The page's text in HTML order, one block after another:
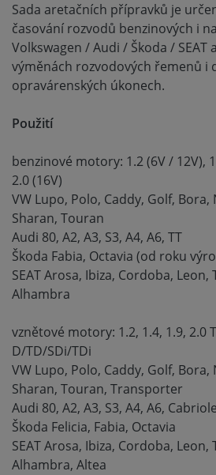
Sada aretačních přípravků je
časování rozvodů benzinových i
Volkswagen / Audi / Škoda / SEAT
výměnách rozvodových řemenů i
opravárenských úkonech.
Použití
benzinové motory: 1.2 (6V / 12V),
2.0 (16V)
VW Lupo, Polo, Caddy, Golf, Bora,
Sharan, Touran
Audi 80, A2, A3, S3, A4, A6, TT
Škoda Fabia, Octavia (od roku
SEAT Arosa, Ibiza, Cordoba, Leon,
Alhambra
vznětové motory: 1.2, 1.4, 1.9, 2.0
D/TD/SDi/TDi
VW Lupo, Polo, Caddy, Golf, Bora,
Sharan, Touran, Transporter
Audi 80, A2, A3, S3, A4, A6,
Škoda Felicia, Fabia, Octavia
SEAT Arosa, Ibiza, Cordoba, Leon,
Alhambra, Altea